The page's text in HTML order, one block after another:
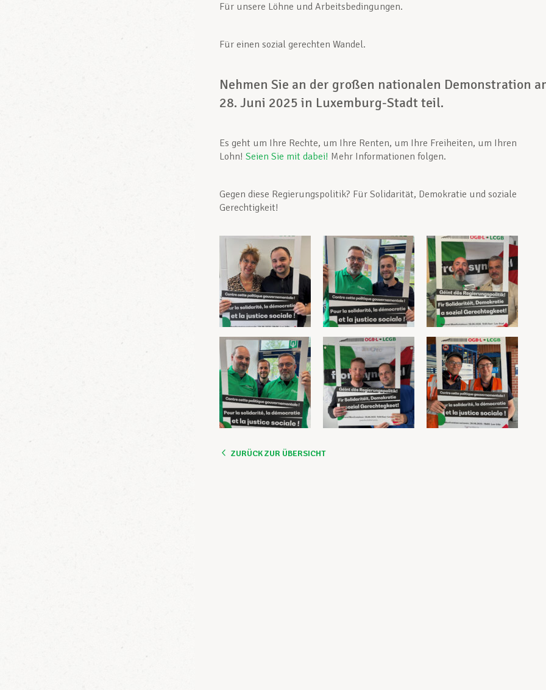
Für unsere Löhne und Arbeitsbedingungen.
Für einen sozial gerechten Wandel.
Nehmen Sie an der großen nationalen Demonstration
28. Juni 2025 in Luxemburg-Stadt teil.
Es geht um Ihre Rechte, um Ihre Renten, um Ihre Freiheiten, um Ihren
Lohn! Seien Sie mit dabei! Mehr Informationen folgen.
Gegen diese Regierungspolitik? Für Solidarität, Demokratie und soziale
Gerechtigkeit!
ZURÜCK ZUR ÜBERSICHT